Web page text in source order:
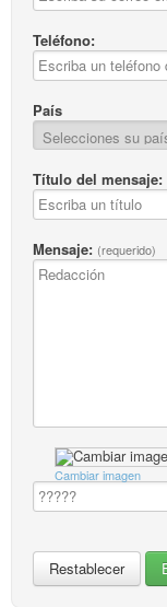
Teléfono:
País
Título del mensaje:
Mensaje: (requerido)
Cambiar imagen